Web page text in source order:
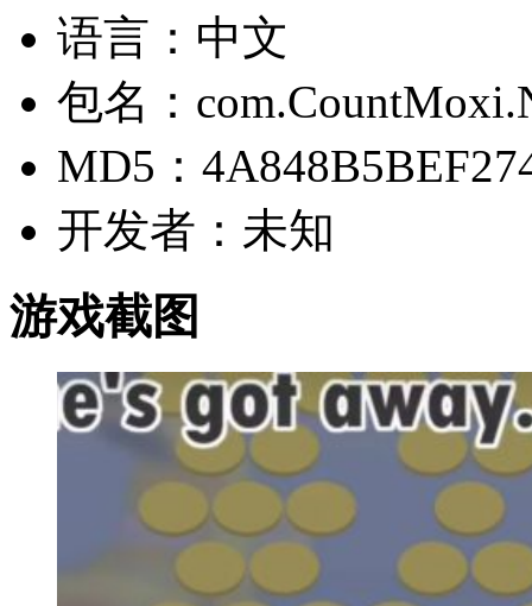
语言：中文
包名：
MD5：
开发者：未知
游戏截图